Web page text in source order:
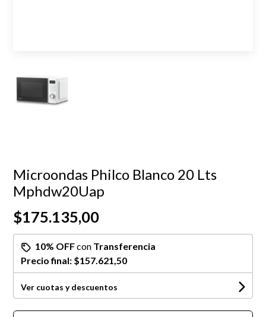
Microondas Philco Blanco 20 Lts
Mphdw20Uap
$175.135,00
10% OFFcon Transferencia
Precio final: $157.621,50
Ver cuotas y descuentos